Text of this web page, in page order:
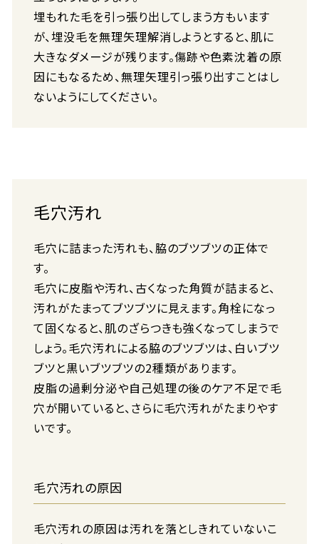
埋もれた毛を引っ張り出してしまう方もいます
が、埋没毛を無理矢理解消しようとすると、肌に
大きなダメージが残ります。傷跡や色素沈着の原
因にもなるため、無理矢理引っ張り出すことはし
ないようにしてください。
毛穴汚れ
毛穴に詰まった汚れも、脇のブツブツの正体で
す。
毛穴に皮脂や汚れ、古くなった角質が詰まると、
汚れがたまってブツブツに見えます。角栓になっ
て固くなると、肌のざらつきも強くなってしまうで
しょう。毛穴汚れによる脇のブツブツは、白いブツ
ブツと黒いブツブツの2種類があります。
皮脂の過剰分泌や自己処理の後のケア不足で毛
穴が開いていると、さらに毛穴汚れがたまりやす
いです。
毛穴汚れの原因
毛穴汚れの原因は汚れを落としきれていないこ